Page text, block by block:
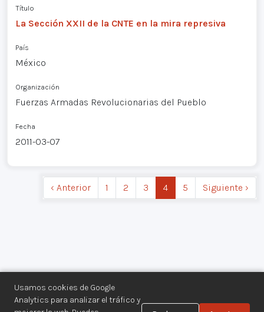
Usamos cookies de Google
Analytics para analizar el tráfico y
Título
La Sección XXII de la CNTE en la mira represiva
País
México
Organización
Fuerzas Armadas Revolucionarias del Pueblo
Fecha
2011-03-07
‹ Anterior 1 2 3 4 5 Siguiente ›